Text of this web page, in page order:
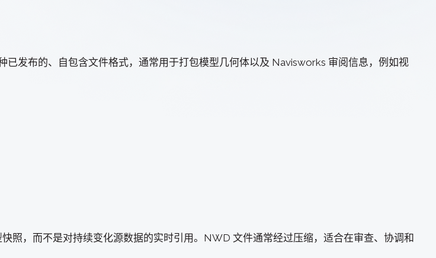
发布的、自包含文件格式，通常用于打包模型几何体以及 Navisworks 审阅信息，例如视
照，而不是对持续变化源数据的实时引用。NWD 文件通常经过压缩，适合在审查、协调和